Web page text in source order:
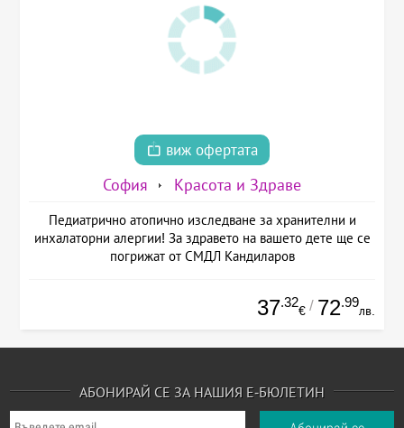
виж офертата
София Красота и Здраве
Педиатрично атопично изследване за хранителни и
инхалаторни алергии! За здравето на вашето дете ще се
погрижат от СМДЛ Кандиларов
37.32
€ / 72.99
лв.
АБОНИРАЙ СЕ ЗА НАШИЯ Е-БЮЛЕТИН